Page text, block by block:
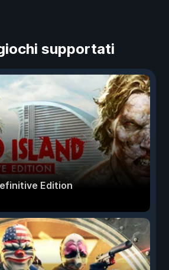
supportati
Edition